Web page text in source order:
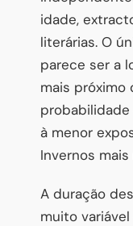
idade,
literárias. O
parece ser a
mais próximo
probabilidade
à menor
Invernos
A duração
muito